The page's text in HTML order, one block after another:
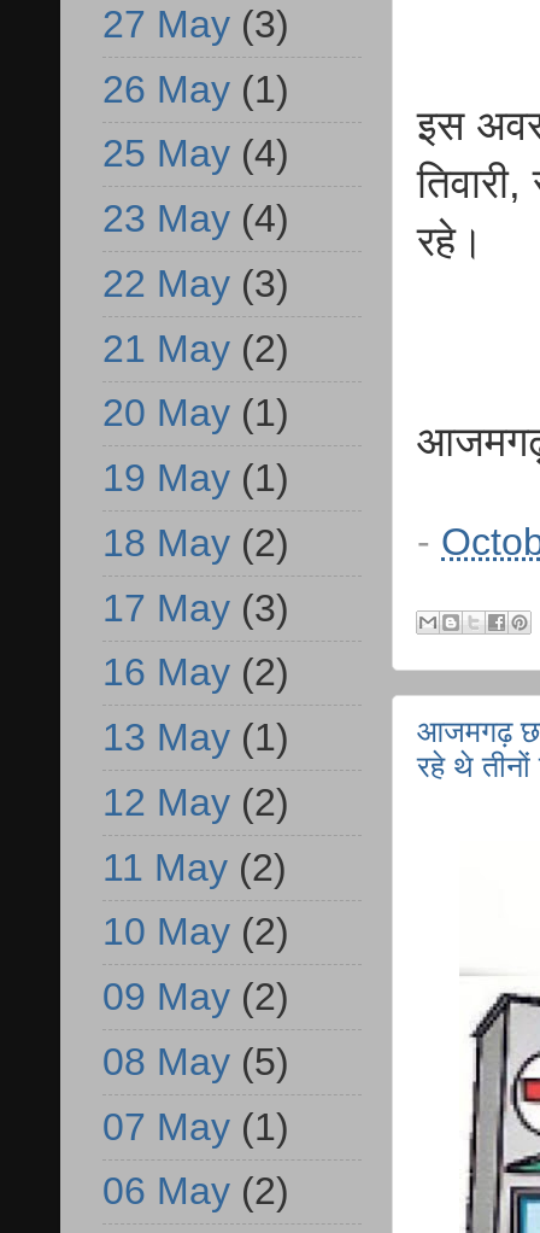
इस
रहे।
आजमगढ़
-
आजमगढ़
रहे थे
27 May (3)
26 May (1)
25 May (4)
23 May (4)
22 May (3)
21 May (2)
20 May (1)
19 May (1)
18 May (2)
17 May (3)
16 May (2)
13 May (1)
12 May (2)
11 May (2)
10 May (2)
09 May (2)
08 May (5)
07 May (1)
06 May (2)